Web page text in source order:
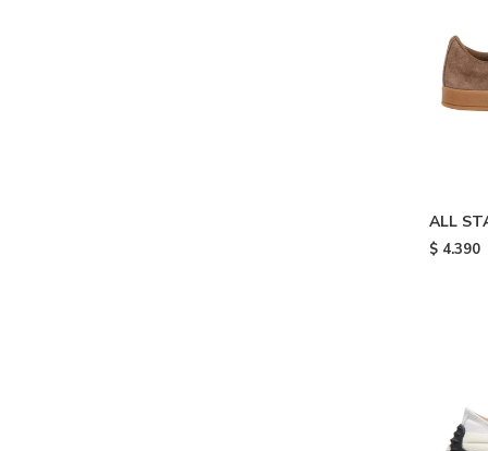
ALL
Brown
$ 4.390